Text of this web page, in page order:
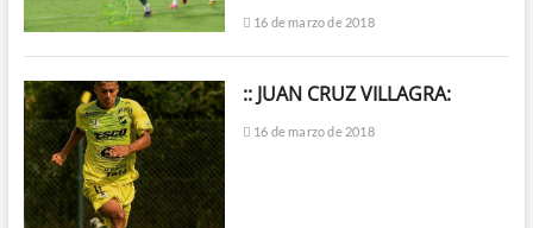
16 de marzo de 2018
:: JUAN CRUZ VILLAGRA:
16 de marzo de 2018